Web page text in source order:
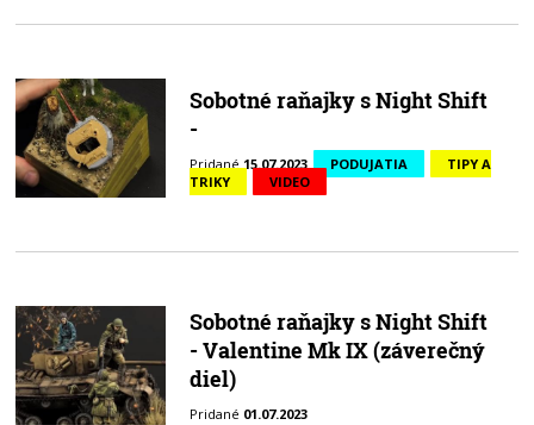
Sobotné raňajky s Night Shift
-
Pridané15.07.2023 PODUJATIA
TIPY A
TRIKY
VIDEO
Sobotné raňajky s Night Shift
- Valentine Mk IX (záverečný
diel)
Pridané 01.07.2023